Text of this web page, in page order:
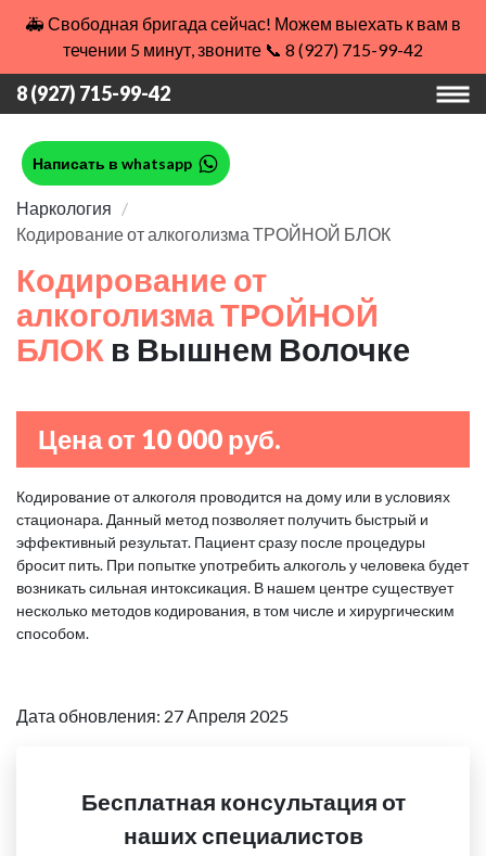
🚑 Свободная бригада сейчас! Можем выехать к вам в
течении 5 минут, звоните 📞 8 (927) 715-99-42
8 (927) 715-99-42
Написать в whatsapp
Наркология
Кодирование от алкоголизма ТРОЙНОЙ БЛОК
Кодирование от
алкоголизма ТРОЙНОЙ
БЛОК в Вышнем Волочке
Цена от 10 000 руб.
Кодирование от алкоголя проводится на дому или в условиях
стационара. Данный метод позволяет получить быстрый и
эффективный результат. Пациент сразу после процедуры
бросит пить. При попытке употребить алкоголь у человека будет
возникать сильная интоксикация. В нашем центре существует
несколько методов кодирования, в том числе и хирургическим
способом.
Дата обновления: 27 Апреля 2025
Бесплатная консультация от
наших специалистов